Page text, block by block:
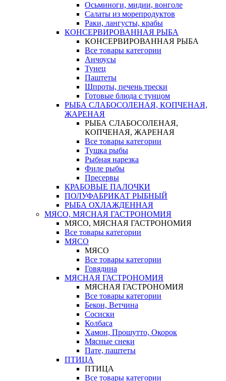
Осьминоги, мидии, вонголе
Салаты из морепродуктов
Раки, лангусты, крабы
КОНСЕРВИРОВАННАЯ РЫБА
КОНСЕРВИРОВАННАЯ РЫБА
Все товары категории
Анчоусы
Тунец
Паштеты
Шпроты, печень трески
Готовые блюда с тунцом
РЫБА СЛАБОСОЛЕНАЯ, КОПЧЕНАЯ,
ЖАРЕНАЯ
РЫБА СЛАБОСОЛЕНАЯ,
КОПЧЕНАЯ, ЖАРЕНАЯ
Все товары категории
Тушка рыбы
Рыбная нарезка
Филе рыбы
Пресервы
КРАБОВЫЕ ПАЛОЧКИ
ПОЛУФАБРИКАТ РЫБНЫЙ
РЫБА ОХЛАЖДЕННАЯ
МЯСО, МЯСНАЯ ГАСТРОНОМИЯ
МЯСО, МЯСНАЯ ГАСТРОНОМИЯ
Все товары категории
МЯСО
МЯСО
Все товары категории
Говядина
МЯСНАЯ ГАСТРОНОМИЯ
МЯСНАЯ ГАСТРОНОМИЯ
Все товары категории
Бекон, Ветчина
Сосиски
Колбаса
Хамон, Прошутто, Окорок
Мясные снеки
Пате, паштеты
ПТИЦА
ПТИЦА
Все товары категории